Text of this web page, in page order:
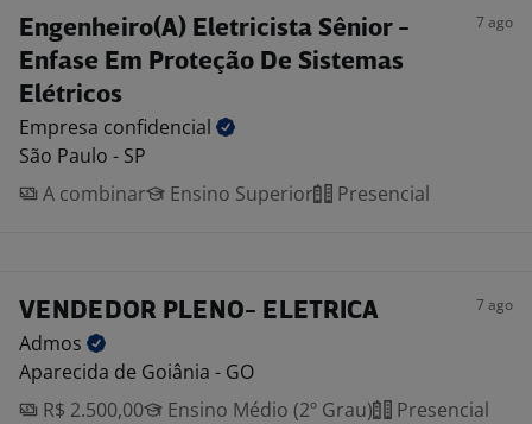
Engenheiro(A) Eletricista Sênior -
Enfase Em Proteção De Sistemas
Elétricos
7 ago
Empresa confidencial
São Paulo - SP
A combinar
Ensino Superior Presencial
VENDEDOR PLENO- ELETRICA 7 ago
Admos
Aparecida de Goiânia - GO
R$ 2.500,00
Ensino Médio (2º Grau) Presencial